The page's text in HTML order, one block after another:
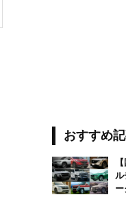
おすすめ
ル